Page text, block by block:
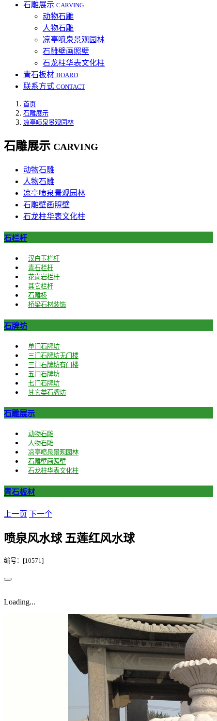
石雕展示 CARVING
动物石雕
人物石雕
凉亭喷泉景观园林
石雕壁画照壁
石龙柱华表文化柱
青石板材 BOARD
联系方式 CONTACT
首页
石雕展示
凉亭喷泉景观园林
石雕展示 CARVING
动物石雕
人物石雕
凉亭喷泉景观园林
石雕壁画照壁
石龙柱华表文化柱
石栏杆
汉白玉栏杆
青石栏杆
花岗岩栏杆
其它栏杆
石雕桥
桥梁石材装饰
石牌坊
单门石牌坊
三门石牌坊无门楼
三门石牌坊有门楼
五门石牌坊
七门石牌坊
其它类石牌坊
石雕展示
动物石雕
人物石雕
凉亭喷泉景观园林
石雕壁画照壁
石龙柱华表文化柱
青石板材
上一页 下一个
喷泉风水球 五莲红风水球
编号：[10571]
Loading...